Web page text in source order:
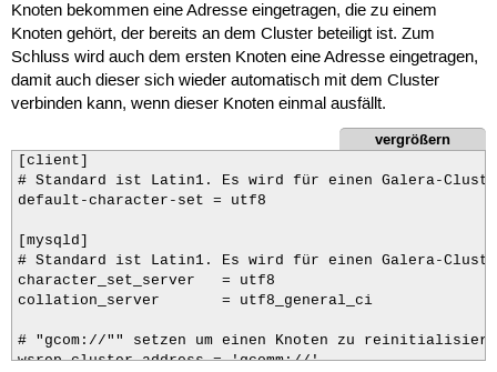
Knoten bekommen eine Adresse eingetragen, die zu einem
Knoten gehört, der bereits an dem Cluster beteiligt ist. Zum
Schluss wird auch dem ersten Knoten eine Adresse eingetragen,
damit auch dieser sich wieder automatisch mit dem Cluster
verbinden kann, wenn dieser Knoten einmal ausfällt.
vergrößern
[client]
# Standard ist Latin1. Es wird für einen Galera-
default-character-set = utf8
[mysqld]
# Standard ist Latin1. Es wird für einen Galera-
character_set_server   = utf8
collation_server       = utf8_general_ci
# "gcom://"" setzen um einen Knoten zu
wsrep_cluster_address = 'gcomm://'